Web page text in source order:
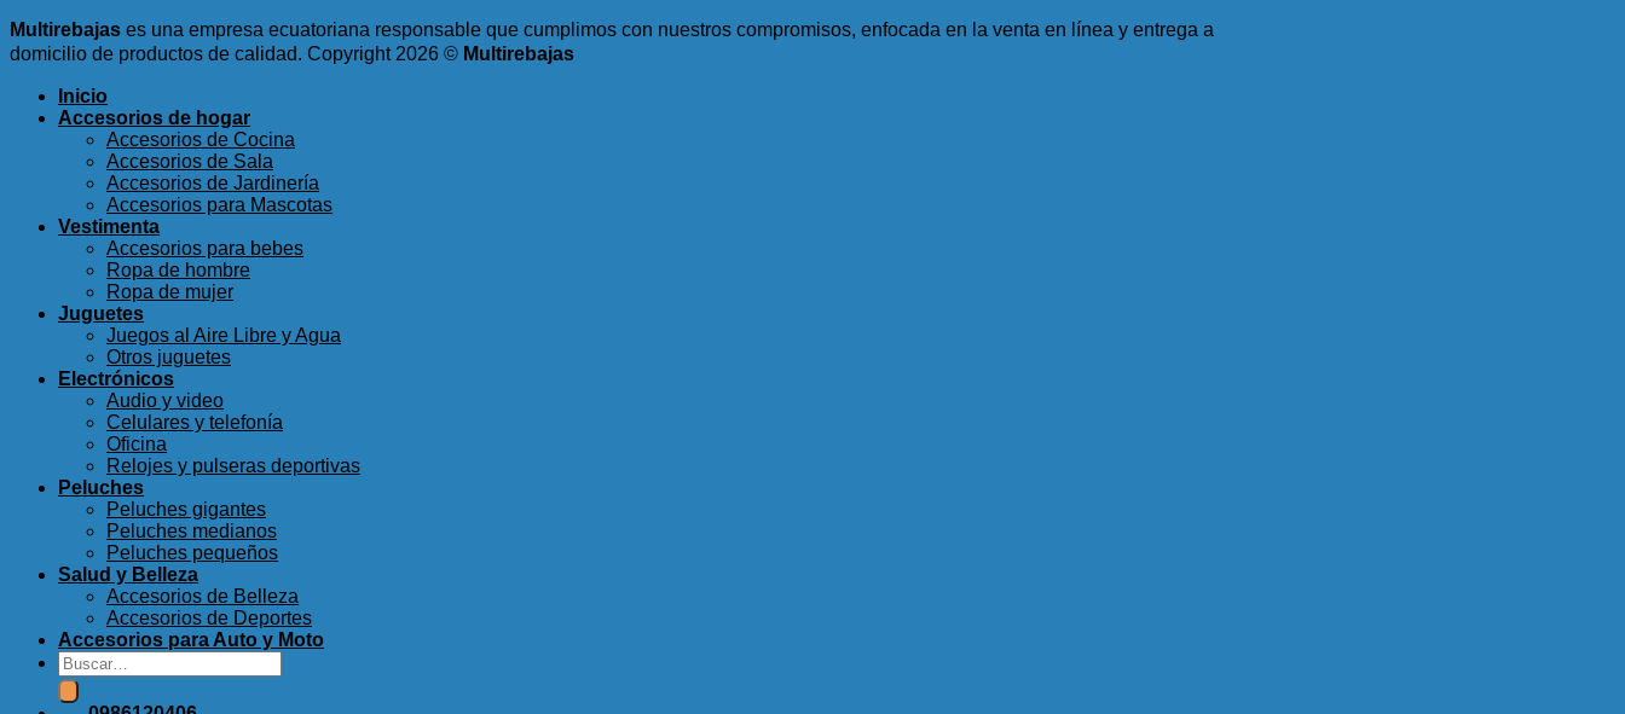
Multirebajas es una empresa ecuatoriana responsable que cumplimos con nuestros compromisos, enfocada en la venta en línea y entrega a
domicilio de productos de calidad. Copyright 2026 © Multirebajas
Inicio
Accesorios de hogar
Accesorios de Cocina
Accesorios de Sala
Accesorios de Jardinería
Accesorios para Mascotas
Vestimenta
Accesorios para bebes
Ropa de hombre
Ropa de mujer
Juguetes
Juegos al Aire Libre y Agua
Otros juguetes
Electrónicos
Audio y video
Celulares y telefonía
Oficina
Relojes y pulseras deportivas
Peluches
Peluches gigantes
Peluches medianos
Peluches pequeños
Salud y Belleza
Accesorios de Belleza
Accesorios de Deportes
Accesorios para Auto y Moto
Buscar
por: